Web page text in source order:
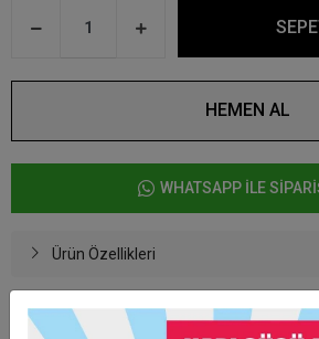
HEMEN AL
WHATSAPP İLE
Ürün Özellikleri